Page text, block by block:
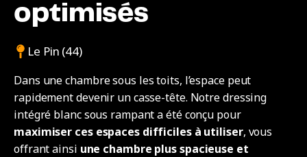
optimisés
Le Pin (44)
Dans une chambre sous les toits, l’espace peut
rapidement devenir un casse-tête. Notre dressing
intégré blanc sous rampant a été conçu pour
maximiser ces espaces difficiles à utiliser, vous
offrant ainsi une chambre plus spacieuse et